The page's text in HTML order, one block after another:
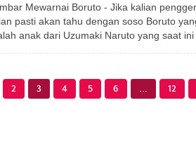
Mewarnai Boruto - Jika kalian
pasti akan tahu dengan soso Boruto
anak dari Uzumaki Naruto yang saat ini
2 3 4 5 6 … 12